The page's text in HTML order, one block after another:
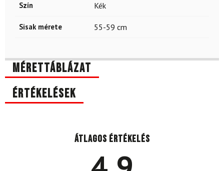
Szín Kék
Sisak mérete 55-59 cm
Mérettáblázat
Értékelések
Átlagos értékelés